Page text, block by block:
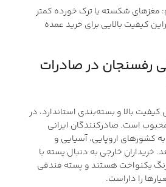
شکسته یا ترک خورده کمتر
کیفیت بالایی برای خرید عمده
رفسنجان در صادرات
بالا و بسته‌بندی استاندارد، در
است. صادرکنندگان ایرانی
کشورهای اروپایی، آسیایی و
خریداران خارجی به دنبال پسته با
یکنواخت هستند و پسته فندقی
را داراست.